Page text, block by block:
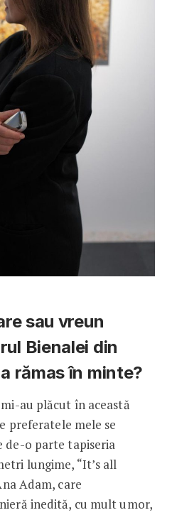
sau vreun
Bienalei din
rămas în minte?
au plăcut în această
preferatele mele se
de-o parte tapiseria
lungime, “It’s all
Adam, care
inedită, cu mult umor,